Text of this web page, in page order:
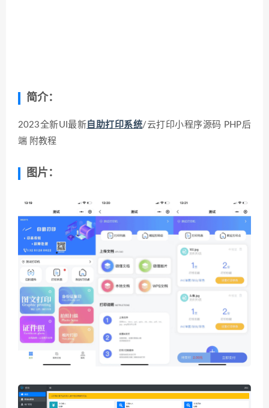
简介：
2023全新UI最新 自助打印系统/云打印小程序源码 PHP后
端 附教程
图片：